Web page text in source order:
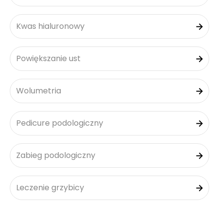
Kwas hialuronowy
Powiększanie ust
Wolumetria
Pedicure podologiczny
Zabieg podologiczny
Leczenie grzybicy